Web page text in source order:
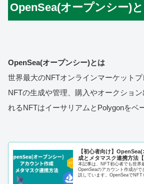
OpenSea(オープンシー)
OpenSea(オープンシー)とは
世界最大のNFTオンラインマーケットプ
NFTの生成や管理、購入やオークショ
れるNFTはイーサリアムとPolygonをベ
【初心者向け】
成とメタマスク連携方法
本記事は、NFT初心者でも世界
OpenSeaのアカウント作成が
説しています。OpenSeaで